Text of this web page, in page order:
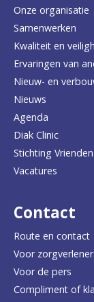
e
r
u
g
n
a
a
d
e
h
o
Onze organisatie
Samenwerken
Kwaliteit en
Ervaringen van
Nieuw- en
Nieuws
Agenda
Diak Clinic
Stichting Vrienden
Vacatures
Contact
Route en contact
Voor
Voor de pers
Compliment of